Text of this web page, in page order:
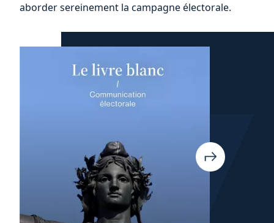
aborder sereinement la campagne électorale.